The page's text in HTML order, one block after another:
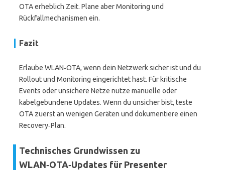
OTA erheblich Zeit. Plane aber Monitoring und
Rückfallmechanismen ein.
Fazit
Erlaube WLAN‑OTA, wenn dein Netzwerk sicher ist und du
Rollout und Monitoring eingerichtet hast. Für kritische
Events oder unsichere Netze nutze manuelle oder
kabelgebundene Updates. Wenn du unsicher bist, teste
OTA zuerst an wenigen Geräten und dokumentiere einen
Recovery‑Plan.
Technisches Grundwissen zu
WLAN‑OTA‑Updates für Presenter